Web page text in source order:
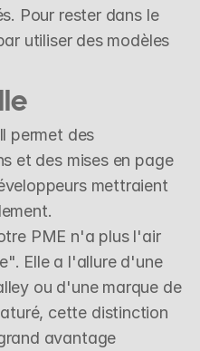
Pour rester dans le
utiliser des modèles
permet des
et des mises en page
mettraient
PME n'a plus l'air
Elle a l'allure d'une
ou d'une marque de
cette distinction
avantage